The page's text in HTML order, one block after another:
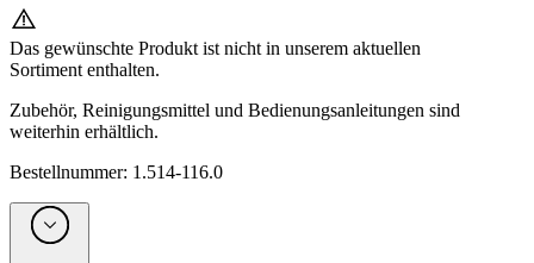
Das gewünschte Produkt ist nicht in unserem aktuellen
Sortiment enthalten.
Zubehör, Reinigungsmittel und Bedienungsanleitungen sind
weiterhin erhältlich.
Bestellnummer: 1.514-116.0